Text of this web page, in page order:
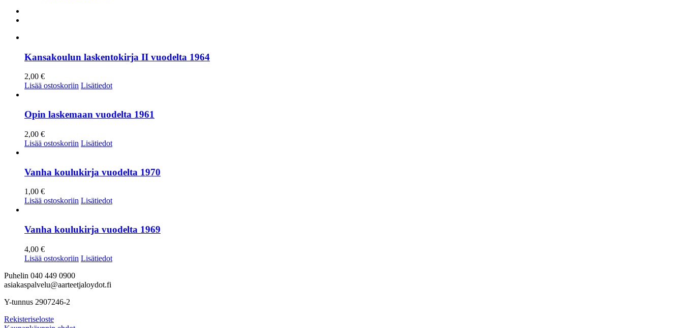
Kansakoulun laskentokirja II vuodelta 1964
2,00 €
Lisää ostoskoriin Lisätiedot
Opin laskemaan vuodelta 1961
2,00 €
Lisää ostoskoriin Lisätiedot
Vanha koulukirja vuodelta 1970
1,00 €
Lisää ostoskoriin Lisätiedot
Vanha koulukirja vuodelta 1969
4,00 €
Lisää ostoskoriin Lisätiedot
Puhelin 040 449 0900
asiakaspalvelu@aarteetjaloydot.fi
Y-tunnus 2907246-2
Rekisteriseloste